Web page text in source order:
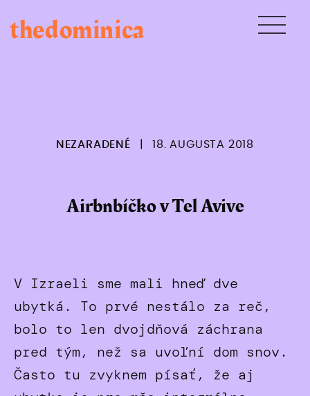
to
content
thedominica
NEZARADENÉ 18. AUGUSTA 2018
Airbnbíčko v Tel Avive
V Izraeli sme mali hneď dve
ubytká. To prvé nestálo za reč,
bolo to len dvojdňová záchrana
pred tým, než sa uvoľní dom snov.
Často tu zvyknem písať, že aj